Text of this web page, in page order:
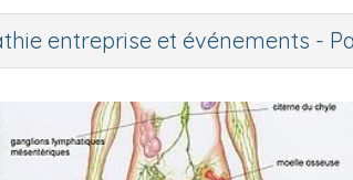
entreprise et événements -